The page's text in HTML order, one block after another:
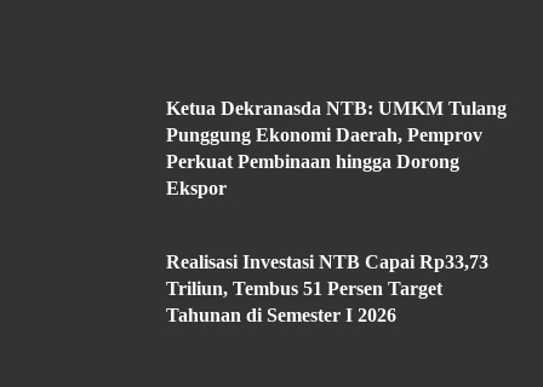
Ketua Dekranasda NTB: UMKM Tulang
Punggung Ekonomi Daerah, Pemprov
Perkuat Pembinaan hingga Dorong
Ekspor
Realisasi Investasi NTB Capai Rp33,73
Triliun, Tembus 51 Persen Target
Tahunan di Semester I 2026